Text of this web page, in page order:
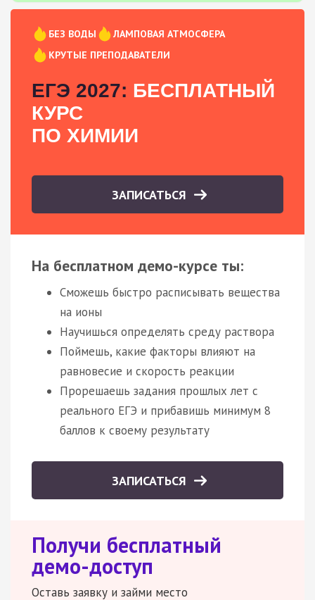
БЕЗ ВОДЫ
ЛАМПОВАЯ АТМОСФЕРА
КРУТЫЕ ПРЕПОДАВАТЕЛИ
ЕГЭ 2027: БЕСПЛАТНЫЙ
КУРС
ПО ХИМИИ
ЗАПИСАТЬСЯ
На бесплатном демо-курсе ты:
Сможешь быстро расписывать вещества
на ионы
Научишься определять среду раствора
Поймешь, какие факторы влияют на
равновесие и скорость реакции
Прорешаешь задания прошлых лет с
реального ЕГЭ и прибавишь минимум 8
баллов к своему результату
ЗАПИСАТЬСЯ
Получи бесплатный
демо-доступ
Оставь заявку и займи место